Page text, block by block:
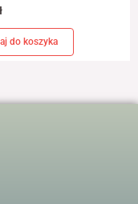
do koszyka